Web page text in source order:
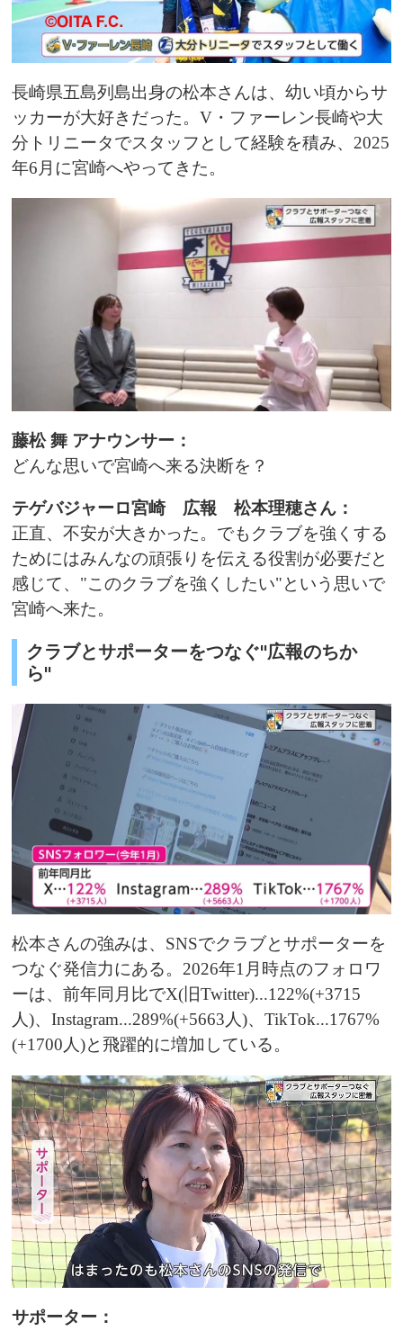
長崎県五島列島出身の松本さんは、幼い頃からサ
ッカーが大好きだった。V・ファーレン長崎や大
分トリニータでスタッフとして経験を積み、2025
年6月に宮崎へやってきた。
藤松 舞 アナウンサー：
どんな思いで宮崎へ来る決断を？
テゲバジャーロ宮崎 広報 松本理穂さん：
正直、不安が大きかった。でもクラブを強くする
ためにはみんなの頑張りを伝える役割が必要だと
感じて、"このクラブを強くしたい"という思いで
宮崎へ来た。
クラブとサポーターをつなぐ"広報のちか
ら"
松本さんの強みは、SNSでクラブとサポーターを
つなぐ発信力にある。2026年1月時点のフォロワ
ーは、前年同月比でX(旧Twitter)...122%(+3715
人)、Instagram...289%(+5663人)、TikTok...1767%
(+1700人)と飛躍的に増加している。
サポーター：